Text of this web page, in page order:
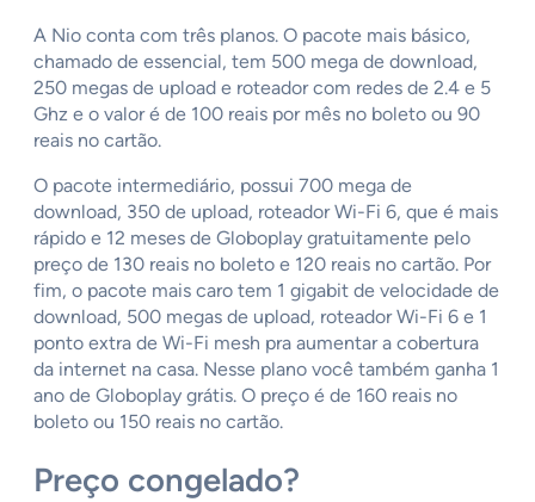
A Nio conta com três planos. O pacote mais básico,
chamado de essencial, tem 500 mega de download,
250 megas de upload e roteador com redes de 2.4 e 5
Ghz e o valor é de 100 reais por mês no boleto ou 90
reais no cartão.
O pacote intermediário, possui 700 mega de
download, 350 de upload, roteador Wi-Fi 6, que é mais
rápido e 12 meses de Globoplay gratuitamente pelo
preço de 130 reais no boleto e 120 reais no cartão. Por
fim, o pacote mais caro tem 1 gigabit de velocidade de
download, 500 megas de upload, roteador Wi-Fi 6 e 1
ponto extra de Wi-Fi mesh pra aumentar a cobertura
da internet na casa. Nesse plano você também ganha 1
ano de Globoplay grátis. O preço é de 160 reais no
boleto ou 150 reais no cartão.
Preço congelado?